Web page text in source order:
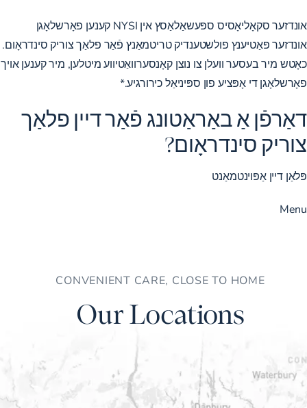
אונדזערסקאָליאָסיס ספּעשאַלאַסץ
אין NYSI קענען פאָרשלאָגן
אונדזער פּאַטיענץ פולשטענדיק טריטמאַנץ פֿאַר פלאַך צוריק סינדראָום.
כאָטש מיר בעסער וועלן צו נוצן קאָנסערוואַטיווע מיטלען, מיר קענען אויך
פאָרשלאָגן די אָפּציע פון ​​ספּיניאַל כירורגיע.*
דאַרפֿן אַ באַראַטונג פֿאַר דיין פלאַך
צוריק סינדראָום?
פּלאַן דיין אַפּוינטמאַנט
Menu
CONVENIENT CARE, CLOSE TO HOME
Our Locations